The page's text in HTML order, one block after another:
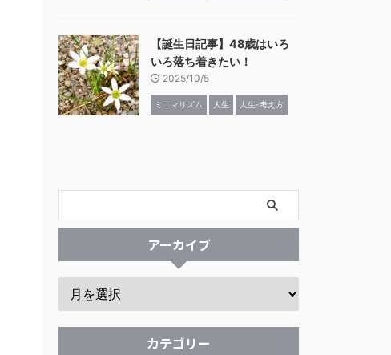
【誕生日記事】48歳はいろ
いろ落ち着きたい！
2025/10/5
ミニマリズム 人生 人生-考え方
アーカイブ
カテゴリー